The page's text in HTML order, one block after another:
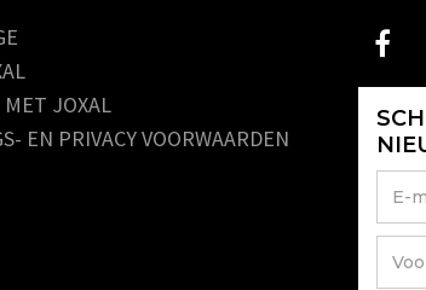
MET JOXAL
EN PRIVACY VOORWAARDEN